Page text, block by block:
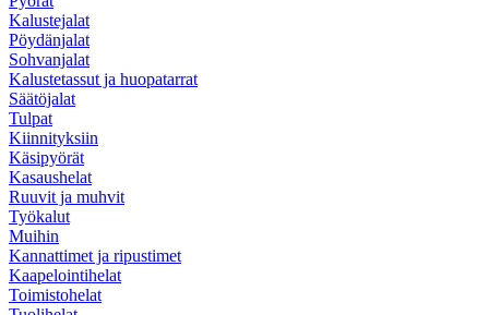
Kalustejalat
Pöydänjalat
Sohvanjalat
Kalustetassut ja huopatarrat
Säätöjalat
Tulpat
Kiinnityksiin
Käsipyörät
Kasaushelat
Ruuvit ja muhvit
Työkalut
Muihin
Kannattimet ja ripustimet
Kaapelointihelat
Toimistohelat